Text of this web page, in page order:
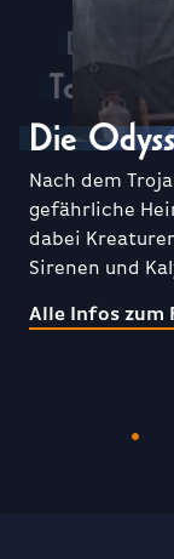
Die
Nach dem
gefährliche
dabei
Sirenen und
Alle Infos zum
Toy
Dreams
Die
Toy Story
Dreams